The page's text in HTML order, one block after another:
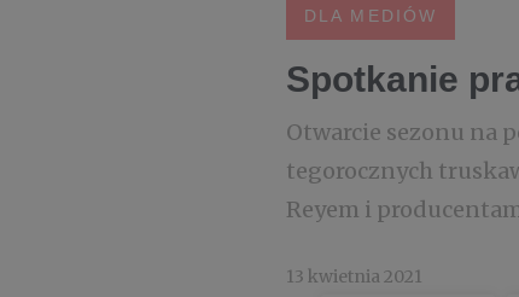
DLA MEDIÓW
Spotkanie
Otwarcie sezonu na
tegorocznych
Reyem i
13 kwietnia 2021